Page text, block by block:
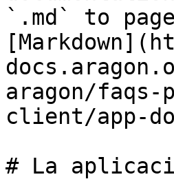
`.md` to
aragon/faqs-
client/app-
# La